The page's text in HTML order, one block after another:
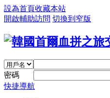
設為首頁收藏本站
開啟輔助訪問 切換到窄版
密碼
快捷導航